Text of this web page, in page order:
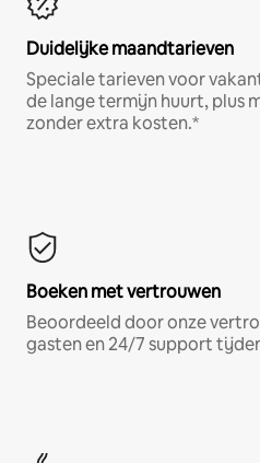
Duidelijke maandtarieven
Speciale tarieven voor
de lange termijn huurt, plus
zonder extra kosten.*
Boeken met vertrouwen
Beoordeeld door onze
gasten en 24/7 support